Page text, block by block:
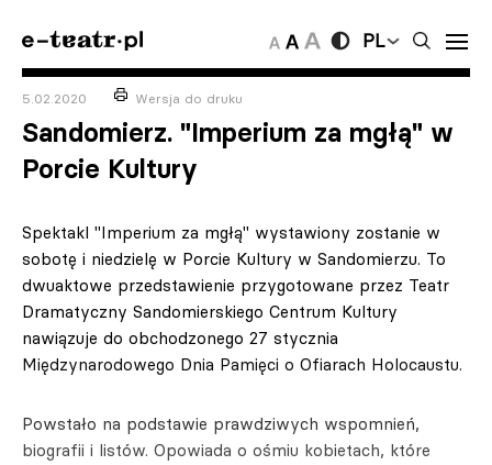
PL
5.02.2020 Wersja do druku
Sandomierz. "Imperium za mgłą" w
Porcie Kultury
Spektakl "Imperium za mgłą" wystawiony zostanie w
sobotę i niedzielę w Porcie Kultury w Sandomierzu. To
dwuaktowe przedstawienie przygotowane przez Teatr
Dramatyczny Sandomierskiego Centrum Kultury
nawiązuje do obchodzonego 27 stycznia
Międzynarodowego Dnia Pamięci o Ofiarach Holocaustu.
Powstało na podstawie prawdziwych wspomnień,
biografii i listów. Opowiada o ośmiu kobietach, które